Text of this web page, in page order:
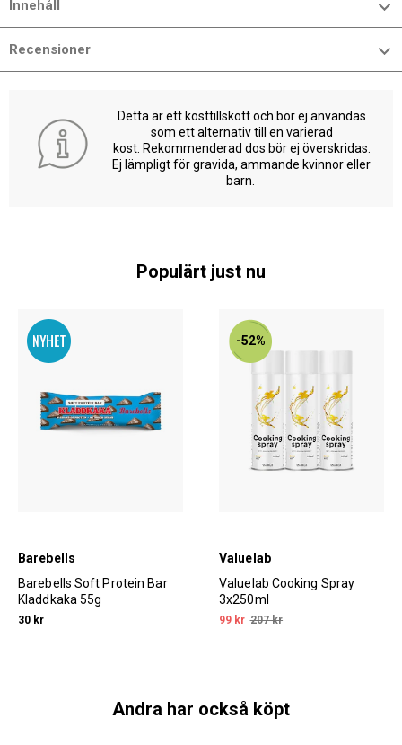
Innehåll
Recensioner
Detta är ett kosttillskott och bör ej användas
som ett alternativ till en varierad
kost. Rekommenderad dos bör ej överskridas.
Ej lämpligt för gravida, ammande kvinnor eller
barn.
Populärt just nu
Barebells
Barebells Soft Protein Bar
Kladdkaka 55g
30 kr
-52%
Valuelab
Valuelab Cooking Spray
3x250ml
99 kr 207 kr
Andra har också köpt